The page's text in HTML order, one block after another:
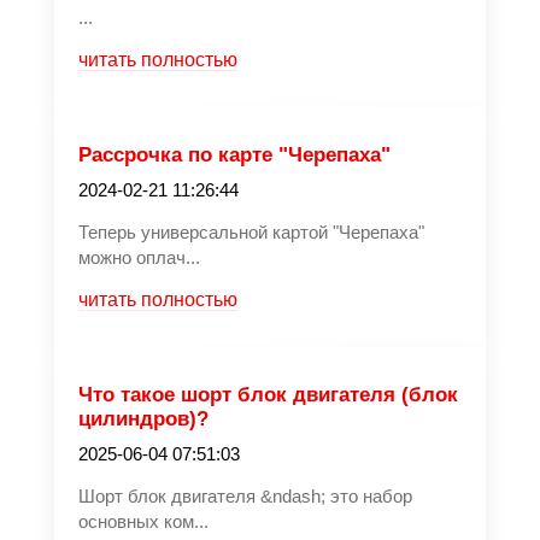
...
читать полностью
Рассрочка по карте "Черепаха"
2024-02-21 11:26:44
Теперь универсальной картой "Черепаха"
можно оплач...
читать полностью
Что такое шорт блок двигателя (блок
цилиндров)?
2025-06-04 07:51:03
Шорт блок двигателя &ndash; это набор
основных ком...